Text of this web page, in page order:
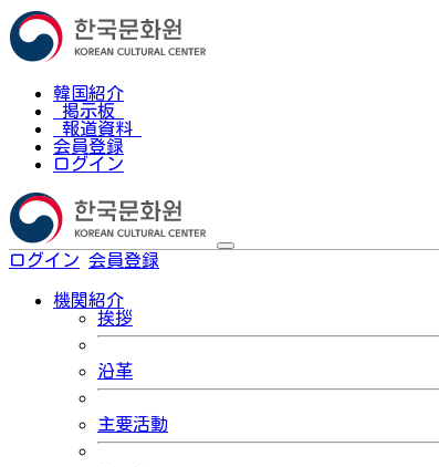
韓国紹介
掲示板
報道資料
会員登録
ログイン
ログイン 会員登録
機関紹介
挨拶
沿革
主要活動